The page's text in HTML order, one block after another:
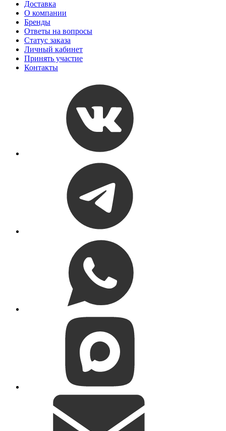
Доставка
О компании
Бренды
Ответы на вопросы
Статус заказа
Личный кабинет
Принять участие
Контакты